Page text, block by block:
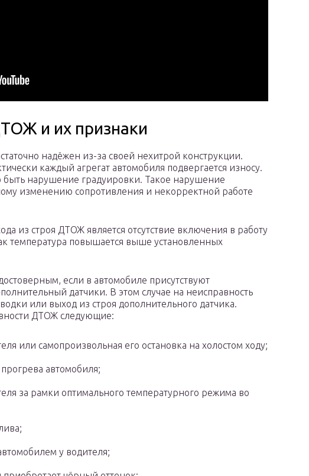
и их признаки
надёжен из-за своей нехитрой конструкции.
каждый агрегат автомобиля подвергается износу.
быть нарушение градуировки. Такое нарушение
изменению сопротивления и некорректной работе
из строя ДТОЖ является отсутствие включения в работу
температура повышается выше установленных
если в автомобиле присутствуют
датчики. В этом случае на неисправность
или выход из строя дополнительного датчика.
ДТОЖ следующие:
или самопроизвольная его остановка на холостом ходу;
автомобиля;
за рамки оптимального температурного режима во
у водителя;